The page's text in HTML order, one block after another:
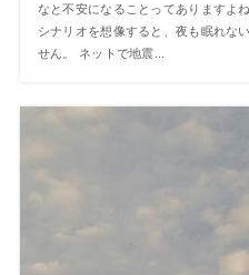
なと不安になることってありますよ
シナリオを想像すると、夜も眠れな
せん。 ネットで地震...